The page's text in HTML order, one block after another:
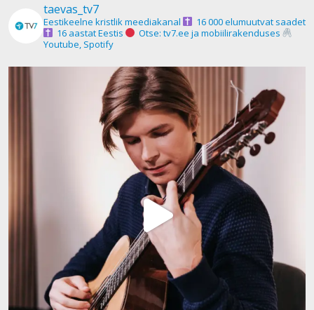
taevas_tv7
Eestikeelne kristlik meediakanal
16 000 elumuutvat saadet
16 aastat Eestis
Otse: tv7.ee ja mobiilirakenduses
Youtube, Spotify